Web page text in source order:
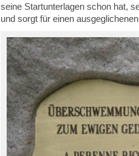
seine Startunterlagen schon hat,
und sorgt für einen